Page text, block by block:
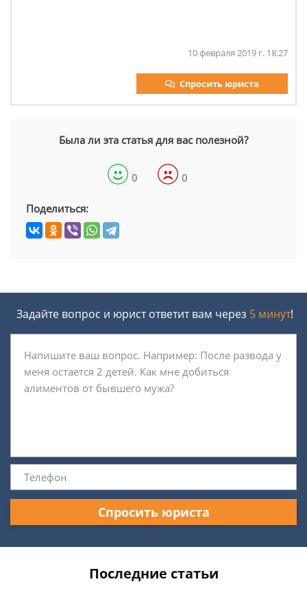
10 февраля 2019 г. 18:27
Спросить юриста
Была ли эта статья для вас полезной?
0 0
Поделиться:
Задайте вопрос и юрист ответит вам через 5 минут!
Спросить юриста
Последние статьи